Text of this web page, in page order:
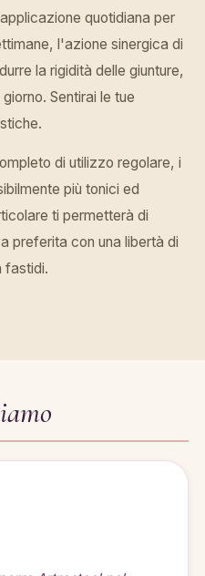
quotidiana per
l'azione sinergica di
la rigidità delle giunture,
Sentirai le tue
di utilizzo regolare, i
più tonici ed
ti permetterà di
preferita con una libertà di
fastidi.